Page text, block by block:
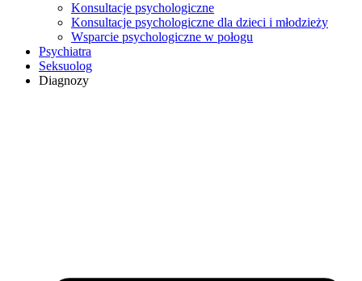
Konsultacje psychologiczne
Konsultacje psychologiczne dla dzieci i młodzieży
Wsparcie psychologiczne w połogu
Psychiatra
Seksuolog
Diagnozy